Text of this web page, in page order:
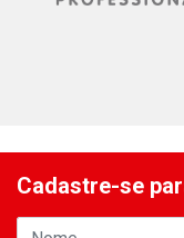
Cadastre-se